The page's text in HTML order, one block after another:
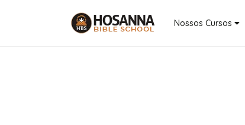
Nossos Cursos